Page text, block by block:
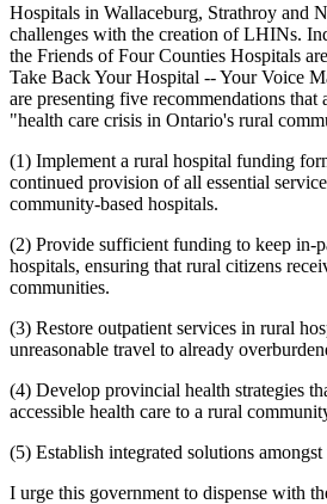
Hospitals in Wallaceburg, Strathroy and
challenges with the creation of LHINs.
the Friends of Four Counties Hospitals
Take Back Your Hospital -- Your Voice
are presenting five recommendations that
"health care crisis in Ontario's rural
(1) Implement a rural hospital funding
continued provision of all essential
community-based hospitals.
(2) Provide sufficient funding to keep in-
hospitals, ensuring that rural citizens
communities.
(3) Restore outpatient services in rural
unreasonable travel to already
(4) Develop provincial health strategies
accessible health care to a rural
(5) Establish integrated solutions
I urge this government to dispense with